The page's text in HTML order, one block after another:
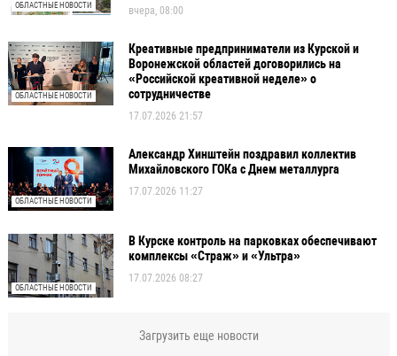
ОБЛАСТНЫЕ НОВОСТИ вчера, 08:00
ОБЛАСТНЫЕ НОВОСТИ
Креативные предприниматели из Курской и
Воронежской областей договорились на
«Российской креативной неделе» о
сотрудничестве
17.07.2026 21:57
ОБЛАСТНЫЕ НОВОСТИ
Александр Хинштейн поздравил коллектив
Михайловского ГОКа с Днем металлурга
17.07.2026 11:27
ОБЛАСТНЫЕ НОВОСТИ
В Курске контроль на парковках обеспечивают
комплексы «Страж» и «Ультра»
17.07.2026 08:27
Загрузить еще новости